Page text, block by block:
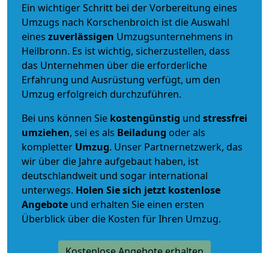
Ein wichtiger Schritt bei der Vorbereitung eines
Umzugs nach Korschenbroich ist die Auswahl
eines zuverlässigen Umzugsunternehmens in
Heilbronn. Es ist wichtig, sicherzustellen, dass
das Unternehmen über die erforderliche
Erfahrung und Ausrüstung verfügt, um den
Umzug erfolgreich durchzuführen.
Bei uns können Sie kostengünstig und stressfrei
umziehen, sei es als Beiladung oder als
kompletter Umzug. Unser Partnernetzwerk, das
wir über die Jahre aufgebaut haben, ist
deutschlandweit und sogar international
unterwegs. Holen Sie sich jetzt kostenlose
Angebote und erhalten Sie einen ersten
Überblick über die Kosten für Ihren Umzug.